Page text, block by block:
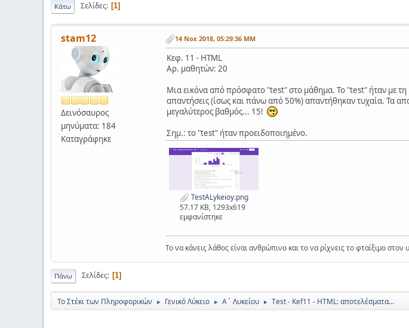
Κάτω Σελίδες 1
stam12
Δεινόσαυρος
μηνύματα: 184
Καταγράφηκε
14 Νοε 2018, 05:29:36 ΜΜ
Κεφ. 11 - HTML
Αρ. μαθητών: 20
Μια εικόνα από πρόσφατο "test" στο μάθημα. Το "test" ήταν με
απαντήσεις (ίσως και πάνω από 50%) απαντήθηκαν τυχαία. Τα
μεγαλύτερος βαθμός... 15!
Σημ.: το "test" ήταν προειδοποιημένο.
TestALykeioy.png
57.17 KB, 1293x619
εμφανίστηκε
Το να κάνεις λάθος είναι ανθρώπινο και το να ρίχνεις το φταίξιμο
Πάνω Σελίδες 1
Το Στέκι των Πληροφορικών ► Γενικό Λύκειο ► Α΄ Λυκείου ► Τest - Kef11 - HTML: αποτελέσματα...